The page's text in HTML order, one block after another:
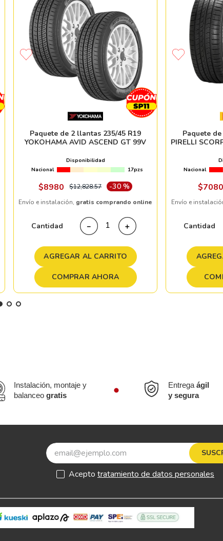
Paquete de 2 llantas 235/45 R19
YOKOHAMA AVID ASCEND GT 99V
Disponibilidad
Nacional
17pzs
$8980 $12,828.57 -30 %
Envío e instalación, gratis comprando online
Cantidad ＋
－
AGREGAR AL CARRITO
COMPRAR AHORA
Paquete
PIRELLI
Nacional
$7080
Envío e
Cantidad
Instalación, montaje y
balanceogratis
Entregaágil
y segura
Acepto tratamiento de datos personales